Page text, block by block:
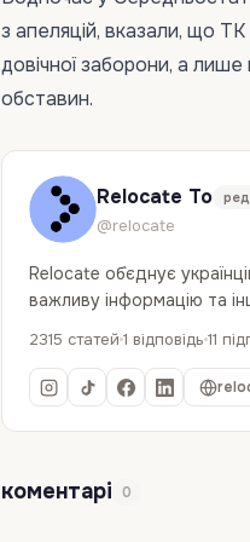
з апеляцій, вказали, що
довічної заборони, а
обставин.
Relocate To
@relocate
Relocate об`єднує
важливу інформацію та
2315 статей 1 відповідь 11
коментарі 0